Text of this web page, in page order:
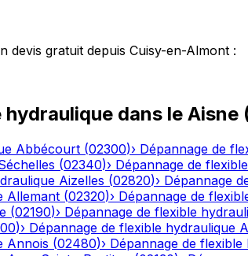
devis gratuit depuis Cuisy-en-Almont :
hydraulique dans le Aisne
Abbécourt (02300)› Dépannage de
(02340)› Dépannage de
Aizelles (02820)› Dépannage
Allemant (02320)› Dépannage de
(02190)› Dépannage de flexible
)› Dépannage de flexible hydraulique
Annois (02480)› Dépannage de flexible